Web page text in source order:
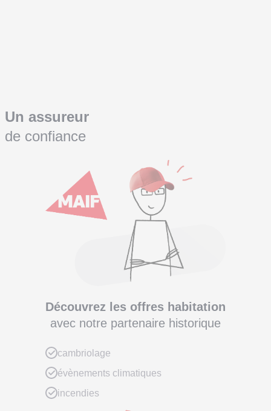
Un assureur
de confiance
Découvrez les offres habitation
avec notre partenaire historique
cambriolage
évènements climatiques
incendies